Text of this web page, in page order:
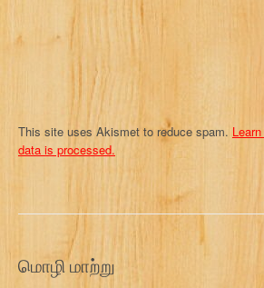
This site uses Akismet to reduce spam.
data is processed.
மொழி மாற்று